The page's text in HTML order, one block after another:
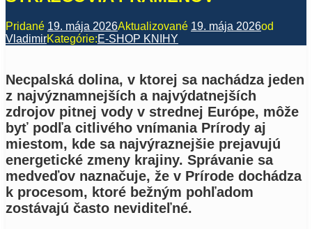
Pridané 19. mája 2026Aktualizované 19. mája 2026od
VladimirKategórie:E-SHOP KNIHY
Necpalská dolina, v ktorej sa nachádza jeden
z najvýznamnejších a najvýdatnejších
zdrojov pitnej vody v strednej Európe, môže
byť podľa citlivého vnímania Prírody aj
miestom, kde sa najvýraznejšie prejavujú
energetické zmeny krajiny. Správanie sa
medveďov naznačuje, že v Prírode dochádza
k procesom, ktoré bežným pohľadom
zostávajú často neviditeľné.